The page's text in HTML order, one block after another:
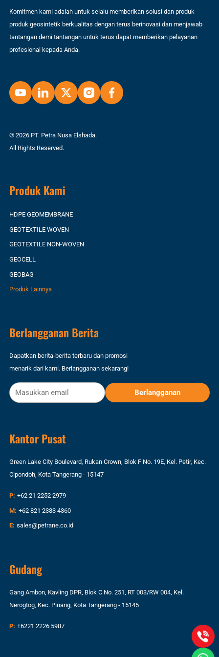
Komitmen kami adalah untuk selalu memberikan solusi dan produk-
produk geosintetik berkualitas dengan terus berinovasi dan menjawab
tantangan demi tantangan untuk terus dapat memberikan pelayanan
profesional kepada Anda.
© 2026 PT. Petra Nusa Elshada.
All Rights Reserved.
Produk Kami
HDPE GEOMEMBRANE
GEOTEXTILE WOVEN
GEOTEXTILE NON-WOVEN
GEOCELL
GEOBAG
Produk Lainnya
Berlangganan Berita
Dapatkan berita-berita terbaru dan promosi
menarik dari kami. Berlangganan sekarang!
Kantor Pusat
Green Lake City Boulevard, Rukan Crown, Blok F No. 19E, Kel. Petir, Kec.
Cipondoh, Kota Tangerang - 15147
P: +62 21 2252 2979
M: +62 821 2383 4360
E: sales@petrane.co.id
Gudang
Gang Ambon, Kavling DPR, Blok C No. 251, RT 003/RW 004, Kel.
Nerogtog, Kec. Pinang, Kota Tangerang - 15145
P: +6221 2226 5987